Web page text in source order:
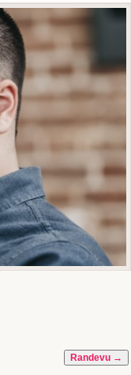
Randevu →